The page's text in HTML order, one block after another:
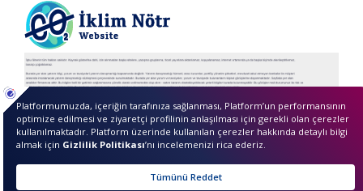
Sunucu Bilgisi
sıkcasorulan
Merhaba ben InvestIQ. Size
nasıl yardımcı olabilirim?